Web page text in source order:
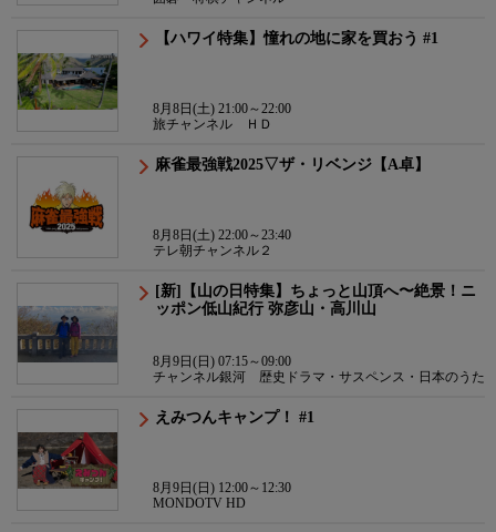
【ハワイ特集】憧れの地に家を買おう #1
8月8日(土) 21:00～22:00
旅チャンネル ＨＤ
麻雀最強戦2025▽ザ・リベンジ【A卓】
8月8日(土) 22:00～23:40
テレ朝チャンネル２
[新]【山の日特集】ちょっと山頂へ〜絶景！ニ
ッポン低山紀行 弥彦山・高川山
8月9日(日) 07:15～09:00
チャンネル銀河 歴史ドラマ・サスペンス・日本のうた
えみつんキャンプ！ #1
8月9日(日) 12:00～12:30
MONDOTV HD